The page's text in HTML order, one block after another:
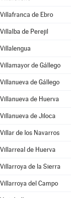
Villafranca de Ebro
Villalba de Perejil
Villalengua
Villamayor de Gállego
Villanueva de Gállego
Villanueva de Huerva
Villanueva de Jiloca
Villar de los Navarros
Villarreal de Huerva
Villarroya de la Sierra
Villarroya del Campo